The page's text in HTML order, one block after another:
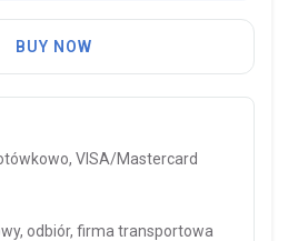
BUY NOW
VISA/Mastercard
odbiór, firma transportowa